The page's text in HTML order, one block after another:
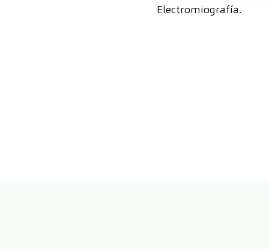
Electromiografía.